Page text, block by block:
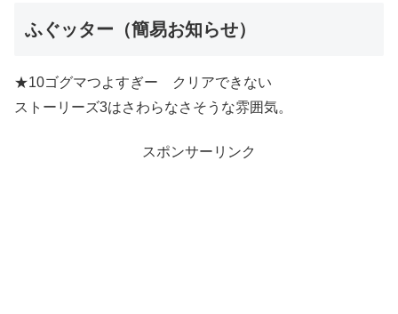
ふぐッター（簡易お知らせ）
★10ゴグマつよすぎー クリアできない
ストーリーズ3はさわらなさそうな雰囲気。
スポンサーリンク